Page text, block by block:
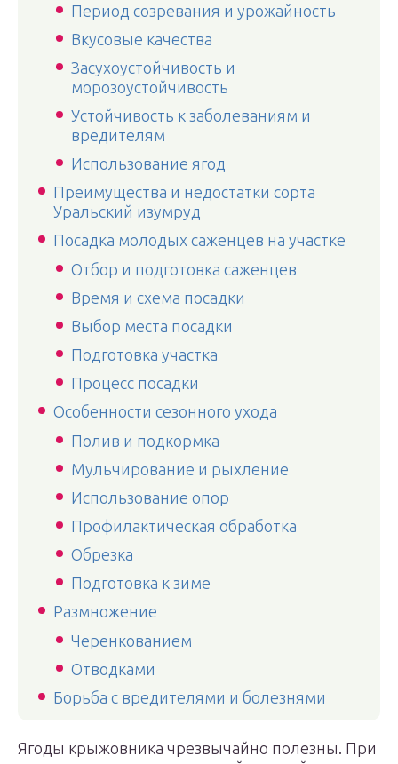
Период созревания и урожайность
Вкусовые качества
Засухоустойчивость и
морозоустойчивость
Устойчивость к заболеваниям и
вредителям
Использование ягод
Преимущества и недостатки сорта
Уральский изумруд
Посадка молодых саженцев на участке
Отбор и подготовка саженцев
Время и схема посадки
Выбор места посадки
Подготовка участка
Процесс посадки
Особенности сезонного ухода
Полив и подкормка
Мульчирование и рыхление
Использование опор
Профилактическая обработка
Обрезка
Подготовка к зиме
Размножение
Черенкованием
Отводками
Борьба с вредителями и болезнями
Ягоды крыжовника чрезвычайно полезны. При